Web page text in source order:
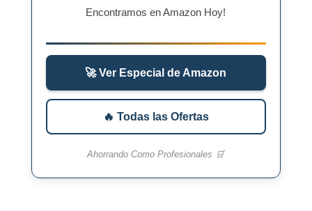
Encontramos en Amazon Hoy!
🚀 Ver Especial de Amazon
🔥 Todas las Ofertas
Ahorrando Como Profesionales 🛒